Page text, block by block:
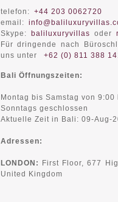
telefon: +44 203 0062720
email:
Skype:
baliluxuryvillas oder
Für dringende nach
uns unter
+62 (0) 811 388
Bali Öffnungszeiten:
Montag bis Samstag von 9:00
Sonntags geschlossen
Aktuelle Zeit in Bali: 09-Aug-
Adressen:
LONDON: First Floor, 677
United Kingdom